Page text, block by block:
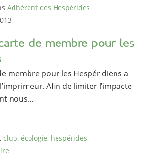
Adhérent des Hespérides
de membre pour les
membre pour les Hespéridiens a
Afin de limiter l’impacte
nous...
, club, écologie, hespérides